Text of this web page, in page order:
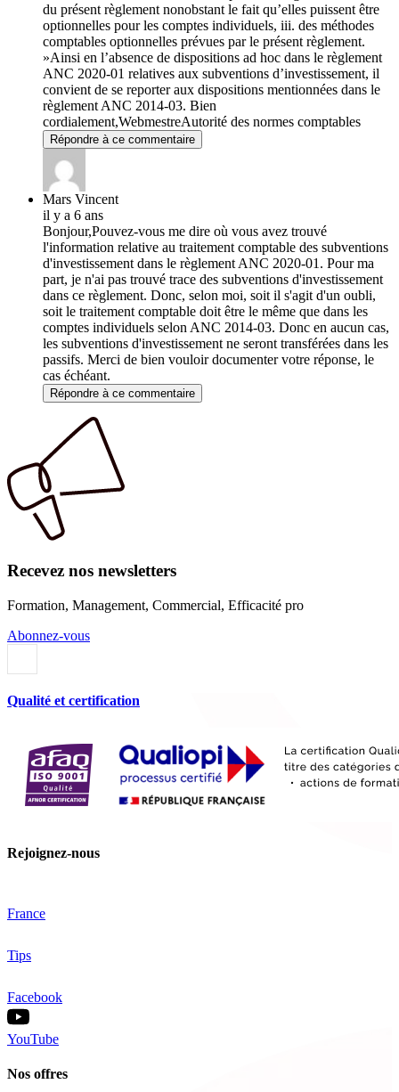
du présent règlement nonobstant le fait qu’elles puissent être
optionnelles pour les comptes individuels, iii. des méthodes
comptables optionnelles prévues par le présent règlement.
»Ainsi en l’absence de dispositions ad hoc dans le règlement
ANC 2020-01 relatives aux subventions d’investissement, il
convient de se reporter aux dispositions mentionnées dans le
règlement ANC 2014-03. Bien
cordialement,WebmestreAutorité des normes comptables
Répondre à ce commentaire
Mars Vincent
il y a 6 ans
Bonjour,Pouvez-vous me dire où vous avez trouvé
l'information relative au traitement comptable des subventions
d'investissement dans le règlement ANC 2020-01. Pour ma
part, je n'ai pas trouvé trace des subventions d'investissement
dans ce règlement. Donc, selon moi, soit il s'agit d'un oubli,
soit le traitement comptable doit être le même que dans les
comptes individuels selon ANC 2014-03. Donc en aucun cas,
les subventions d'investissement ne seront transférées dans les
passifs. Merci de bien vouloir documenter votre réponse, le
cas échéant.
Répondre à ce commentaire
Recevez nos newsletters
Formation, Management, Commercial, Efficacité pro
Abonnez-vous
Qualité et certification
Rejoignez-nous
France
Tips
Facebook
YouTube
Nos offres